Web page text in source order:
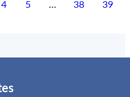
4 5 … 38 39